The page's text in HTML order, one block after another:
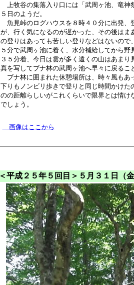
上牧谷の集落入り口には「武周ヶ池、竜神
５日のようだ。
魚見峠のログハウスを８時４０分に出発、
が、行く気になるのが遅かった、その後は
の登りはあっても苦しい登りなどはないの
５分で武周ヶ池に着く、水分補給してから
３５分着、今日は雲が多く遠くの山はあま
真を写してブナ林の武周ヶ池へ早々に戻るこ
ブナ林に囲まれた休憩場所は、時々風もあ
下りもノンビリ歩きで登りと同じ時間かけ
のの距離らしいがこれくらいで限界とは情
でしょう。
画像はここから
＜平成２５年５回目＞５月３１日（